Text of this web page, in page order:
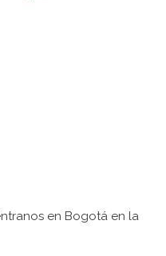
en Bogotá en la